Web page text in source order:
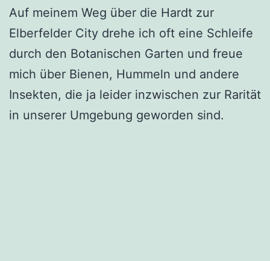
Auf meinem Weg über die Hardt zur
Elberfelder City drehe ich oft eine Schleife
durch den Botanischen Garten und freue
mich über Bienen, Hummeln und andere
Insekten, die ja leider inzwischen zur Rarität
in unserer Umgebung geworden sind.